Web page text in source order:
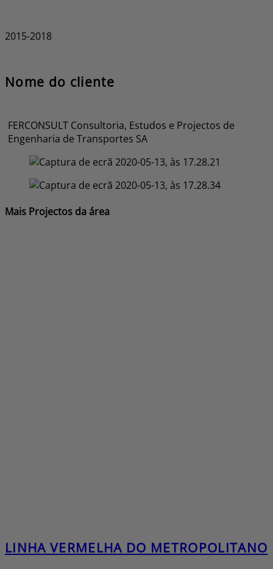
2015-2018
Nome do cliente
FERCONSULT Consultoria, Estudos e Projectos de
Engenharia de Transportes SA
Mais Projectos da área
LINHA VERMELHA DO METROPOLITANO